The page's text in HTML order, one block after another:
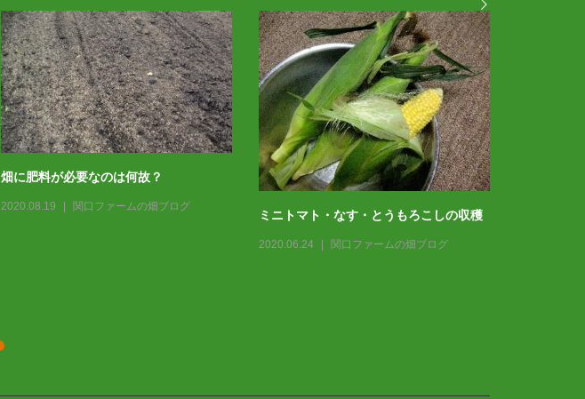
畑に肥料が必要なのは何故？
2020.08.19 関口ファームの畑ブログ
ミニトマト・なす・とうもろこしの収穫
2020.06.24 関口ファームの畑ブログ